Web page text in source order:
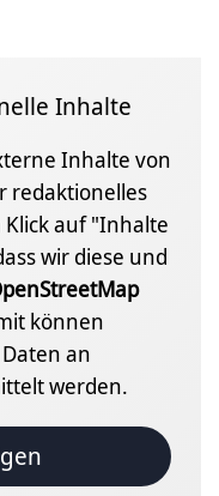
Inhalte
Inhalte von
redaktionelles
auf "Inhalte
wir diese und
können
an
werden.